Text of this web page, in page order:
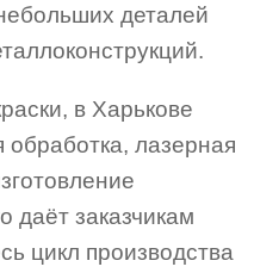
деталей
в Харькове
обработка, лазерная
даёт заказчикам
цикл производства